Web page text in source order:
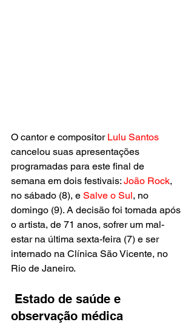
O cantor e compositor Lulu Santos
cancelou suas apresentações
programadas para este final de
semana em dois festivais: João Rock,
no sábado (8), e Salve o Sul, no
domingo (9). A decisão foi tomada após
o artista, de 71 anos, sofrer um mal-
estar na última sexta-feira (7) e ser
internado na Clínica São Vicente, no
Rio de Janeiro.
observação médica